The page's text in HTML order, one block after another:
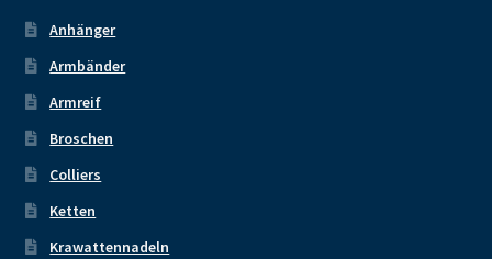
Anhänger
Armbänder
Armreif
Broschen
Colliers
Ketten
Krawattennadeln